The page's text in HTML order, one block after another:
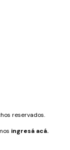
reservados.
ingresá acá.